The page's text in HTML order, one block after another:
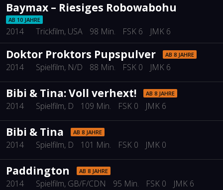
Baymax – Riesiges Robowabohu
AB 10 JAHRE
2014 Trickfilm, USA 98 Min. FSK 6 JMK 6
Doktor Proktors Pupspulver AB 8 JAHRE
2014 Spielfilm, N/D 88 Min. FSK 0 JMK 6
Bibi & Tina: Voll verhext! AB 8 JAHRE
2014 Spielfilm, D 109 Min. FSK 0 JMK 6
Bibi & Tina AB 8 JAHRE
2014 Spielfilm, D 101 Min. FSK 0 JMK 0
Paddington AB 8 JAHRE
2014 Spielfilm, GB/F/CDN 95 Min. FSK 0 JMK 6